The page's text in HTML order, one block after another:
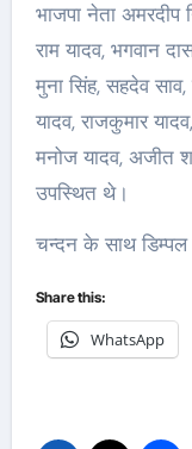
भाजपा नेता अमरदीप
राम यादव, भगवान
मुना सिंह, सहदेव
यादव, राजकुमार
मनोज यादव, अजीत
उपस्थित थे।
चन्दन के साथ डिम्पल
Share this:
WhatsApp